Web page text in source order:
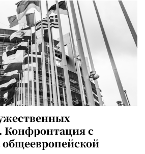
Конфронтация с
общеевропейской